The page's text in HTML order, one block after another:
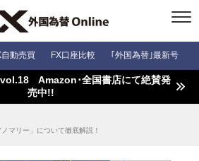
自動売買 FX口座比較 ｢外国為替｣最新号
vol.18 Amazon･全国書店にて絶賛発
売中!!
マリー」について徹底解説！